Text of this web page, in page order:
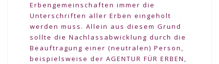
Erbengemeinschaften immer die
Unterschriften aller Erben eingeholt
werden muss. Allein aus diesem Grund
sollte die Nachlassabwicklung durch die
Beauftragung einer (neutralen) Person,
beispielsweise der AGENTUR FÜR ERBEN,